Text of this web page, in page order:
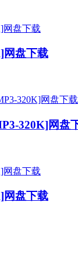
网盘下载
320K]网盘
网盘下载